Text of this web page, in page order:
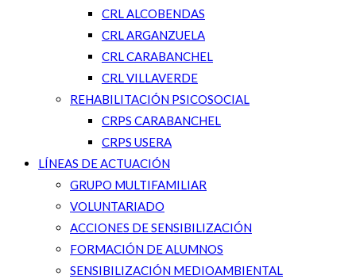
CRL ALCOBENDAS
CRL ARGANZUELA
CRL CARABANCHEL
CRL VILLAVERDE
REHABILITACIÓN PSICOSOCIAL
CRPS CARABANCHEL
CRPS USERA
LÍNEAS DE ACTUACIÓN
GRUPO MULTIFAMILIAR
VOLUNTARIADO
ACCIONES DE SENSIBILIZACIÓN
FORMACIÓN DE ALUMNOS
SENSIBILIZACIÓN MEDIOAMBIENTAL